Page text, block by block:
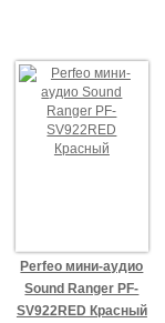
Perfeo мини-аудио
Sound Ranger PF-
SV922RED Красный